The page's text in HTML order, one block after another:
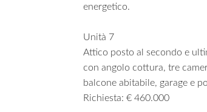
energetico.
Unità 7
Attico posto al secondo e
con angolo cottura, tre
balcone abitabile, garage e
Richiesta: € 460.000